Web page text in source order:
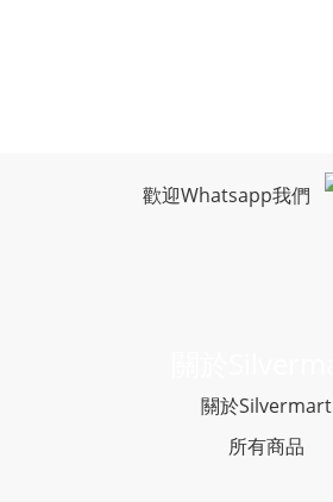
歡迎Whatsapp我們
關於Silvermart
所有商品